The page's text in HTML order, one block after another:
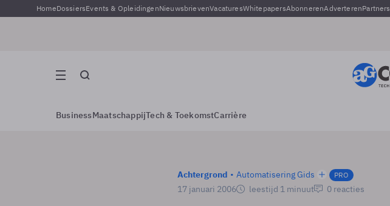
HomeDossiersEvents & OpleidingenNieuwsbrievenVacaturesWhitepapersAbonnerenAdverterenPartners
BusinessMaatschappijTech & ToekomstCarrière
Achtergrond Automatisering Gids PRO
17 januari 2006 leestijd 1 minuut 0 reacties